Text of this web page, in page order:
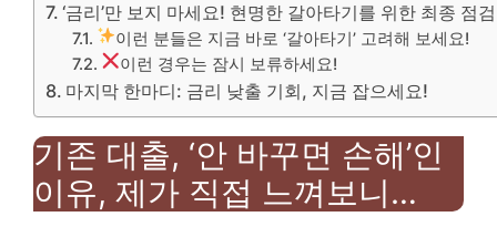
‘금리’만 보지 마세요! 현명한 갈아타기를 위한 최종 점검
이런 분들은 지금 바로 ‘갈아타기’ 고려해 보세요!
이런 경우는 잠시 보류하세요!
마지막 한마디: 금리 낮출 기회, 지금 잡으세요!
기존 대출, ‘안 바꾸면 손해’인
이유, 제가 직접 느껴보니…